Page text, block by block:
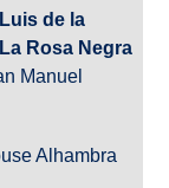
Luis de la
Rosa Negra
Manuel
Alhambra